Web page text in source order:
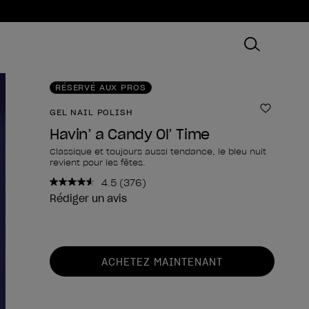
RÉSERVÉ AUX PROS
GEL NAIL POLISH
Havin’ a Candy Ol’ Time
Classique et toujours aussi tendance, le bleu nuit
revient pour les fêtes.
4.5 Lire
376
page.
(376)
Rédiger un avis
Forme du produit
ACHETEZ MAINTENANT